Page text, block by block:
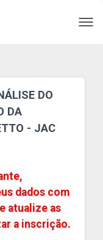
DO
DA
- JAC
dados com
atualize as
a inscrição.